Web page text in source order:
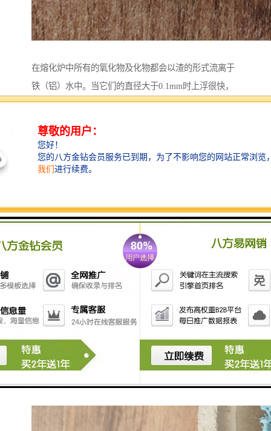
在熔化炉中所有的氧化物及化物都会以渣的形式流离于
铁（铝）水中。当它们的直径大于0.1mm时上浮很快，
可以通过正常扒渣去除；当直径小于0.09mm，尤其在
0.002mm左右时，这样子的杂质上浮慢，并且上升速度
不受自重制约，而是受铁（铝）水具有黏性这一特点制
约而悬浮于铁（铝）水中。想不使用挡渣棉和过滤网就
和过滤网。